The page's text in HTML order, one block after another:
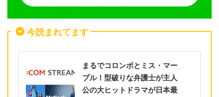
今読まれてます
まるでコロンボとミス・マー
プル！型破りな弁護士が主人
公の大ヒットドラマが日本最